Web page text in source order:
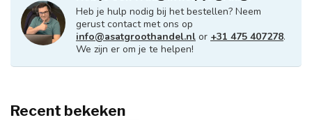
Heb je hulp nodig bij het bestellen? Neem
gerust contact met ons op
info@asatgroothandel.nl or +31 475 407278.
We zijn er om je te helpen!
Recent bekeken